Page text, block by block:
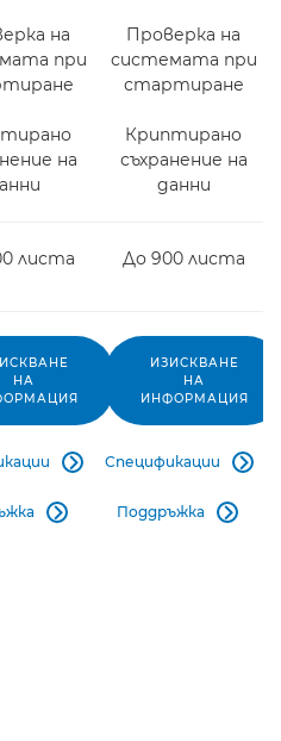
на
при
на
Проверка на
системата при
стартиране
Криптирано
съхранение на
данни
листа До 900 листа
НА


ИЗИСКВАНЕ
НА
ИНФОРМАЦИЯ
Спецификации 
Поддръжка 